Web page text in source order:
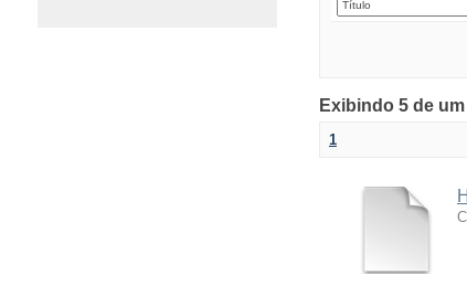
Exibindo 5 de
1